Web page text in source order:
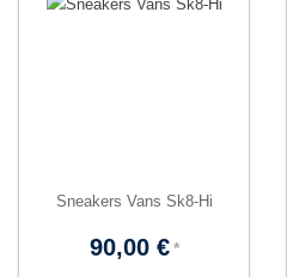
Sneakers Vans Sk8-Hi
90,00 €